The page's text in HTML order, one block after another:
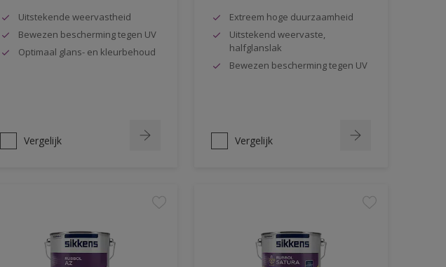
Uitstekende weervastheid
Bewezen bescherming tegen UV
Optimaal glans- en kleurbehoud
Vergelijk
Extreem hoge duurzaamheid
Uitstekend weervaste,
halfglanslak
Bewezen bescherming tegen UV
Vergelijk